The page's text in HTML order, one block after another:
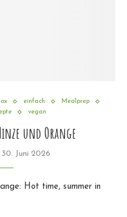
einfach
Mealprep
vegan
und Orange
30. Juni 2026
Hot time, summer in